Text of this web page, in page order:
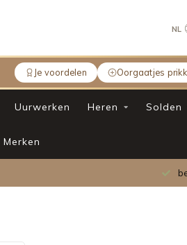
Je voordelen Oorgaatjes
NL
Uurwerken Heren Solden
Merken